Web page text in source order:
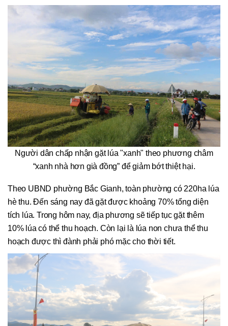
Người dân chấp nhận gặt lúa "xanh" theo phương châm
“xanh nhà hơn già đồng” để giảm bớt thiệt hại.
Theo UBND phường Bắc Gianh, toàn phường có 220ha lúa
hè thu. Đến sáng nay đã gặt được khoảng 70% tổng diện
tích lúa. Trong hôm nay, địa phương sẽ tiếp tục gặt thêm
10% lúa có thể thu hoạch. Còn lại là lúa non chưa thể thu
hoạch được thì đành phải phó mặc cho thời tiết.